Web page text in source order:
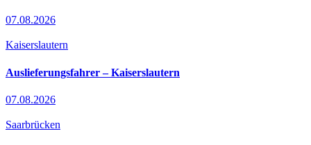
07.08.2026
Kaiserslautern
Auslieferungsfahrer – Kaiserslautern
07.08.2026
Saarbrücken